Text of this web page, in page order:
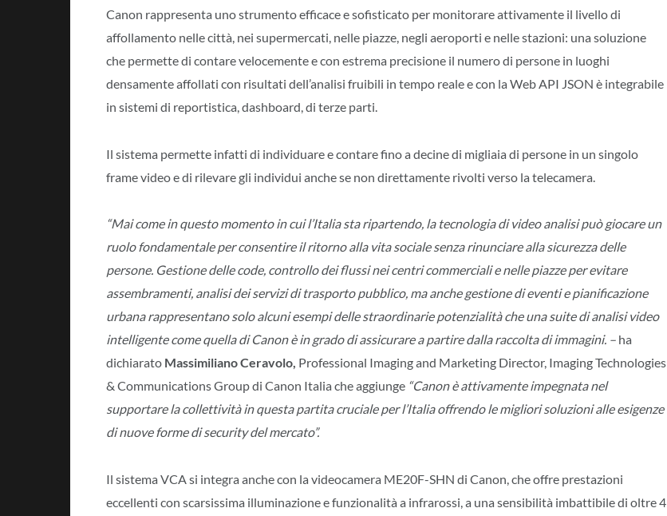
Canon rappresenta uno strumento efficace e sofisticato per monitorare attivamente il livello di
affollamento nelle città, nei supermercati, nelle piazze, negli aeroporti e nelle stazioni: una soluzione
che permette di contare velocemente e con estrema precisione il numero di persone in luoghi
densamente affollati con risultati dell’analisi fruibili in tempo reale e con la Web API JSON è integrabile
in sistemi di reportistica, dashboard, di terze parti.
Il sistema permette infatti di individuare e contare fino a decine di migliaia di persone in un singolo
frame video e di rilevare gli individui anche se non direttamente rivolti verso la telecamera.
“Mai come in questo momento in cui l’Italia sta ripartendo, la tecnologia di video analisi può giocare un
ruolo fondamentale per consentire il ritorno alla vita sociale senza rinunciare alla sicurezza delle
persone. Gestione delle code, controllo dei flussi nei centri commerciali e nelle piazze per evitare
assembramenti, analisi dei servizi di trasporto pubblico, ma anche gestione di eventi e pianificazione
urbana rappresentano solo alcuni esempi delle straordinarie potenzialità che una suite di analisi video
intelligente come quella di Canon è in grado di assicurare a partire dalla raccolta di immagini. – ha
dichiarato Massimiliano Ceravolo, Professional Imaging and Marketing Director, Imaging Technologies
& Communications Group di Canon Italia che aggiunge “Canon è attivamente impegnata nel
supportare la collettività in questa partita cruciale per l’Italia offrendo le migliori soluzioni alle esigenze
di nuove forme di security del mercato”.
Il sistema VCA si integra anche con la videocamera ME20F-SHN di Canon, che offre prestazioni
eccellenti con scarsissima illuminazione e funzionalità a infrarossi, a una sensibilità imbattibile di oltre 4